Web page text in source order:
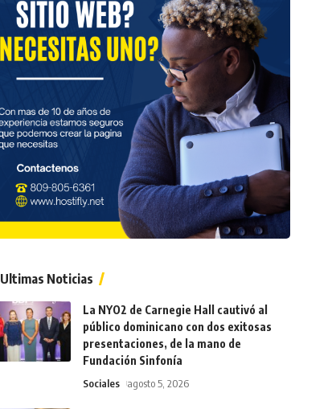
Ultimas Noticias
La NYO2 de Carnegie Hall cautivó al
público dominicano con dos exitosas
presentaciones, de la mano de
Fundación Sinfonía
Sociales agosto 5, 2026